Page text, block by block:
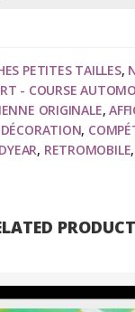
PETITES TAILLES,
- COURSE
ORIGINALE,
,
, RETROMOBILE,